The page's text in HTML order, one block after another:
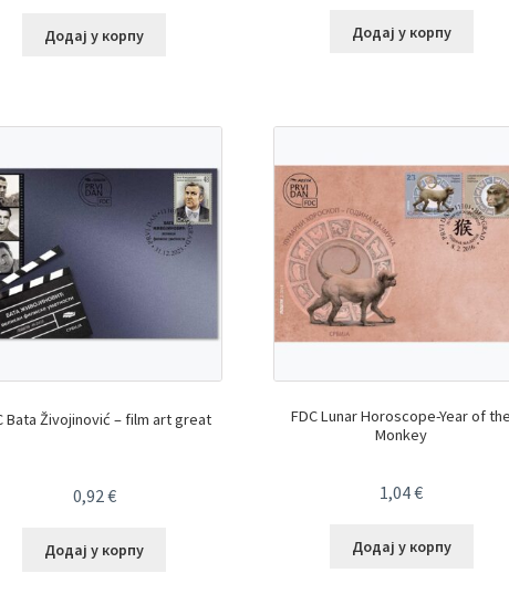
Додај у корпу Додај у корпу
Bata Živojinović – film art great
0,92€
Додај у корпу
FDC Lunar Horoscope-Year of the
Monkey
1,04€
Додај у корпу